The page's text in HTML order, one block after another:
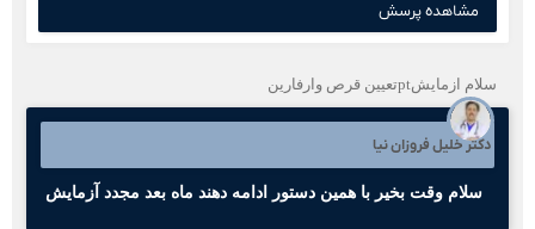
مشاهده پرسش
سلام ازمایشptتعیین قرص وارفارین
دکتر خلیل فروزان نیا
سلام وقت بخیر با همین دستور ادامه دهند ماه بعد مجدد آزمایش